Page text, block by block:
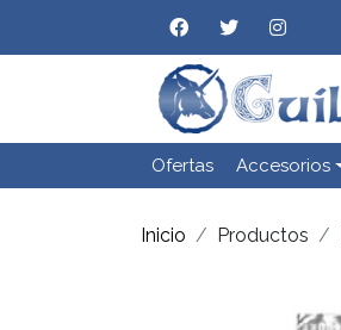
Ofertas Accesorios
Inicio Productos